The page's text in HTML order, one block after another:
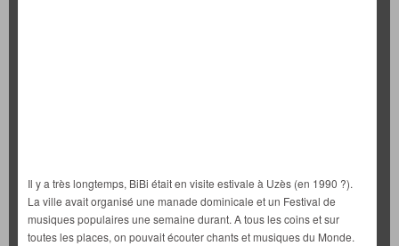
Il y a très longtemps, BiBi était en visite estivale à Uzès (en 1990 ?).
La ville avait organisé une manade dominicale et un Festival de
musiques populaires une semaine durant. A tous les coins et sur
toutes les places, on pouvait écouter chants et musiques du Monde.